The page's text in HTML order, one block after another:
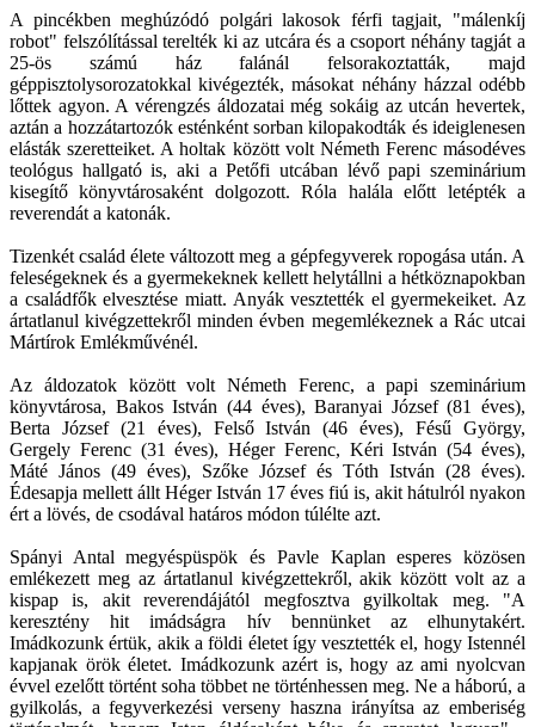
A pincékben meghúzódó polgári lakosok férfi tagjait, "málenkíj
robot" felszólítással terelték ki az utcára és a csoport néhány tagját a
25-ös számú ház falánál felsorakoztatták, majd
géppisztolysorozatokkal kivégezték, másokat néhány házzal odébb
lőttek agyon. A vérengzés áldozatai még sokáig az utcán hevertek,
aztán a hozzátartozók esténként sorban kilopakodták és ideiglenesen
elásták szeretteiket. A holtak között volt Németh Ferenc másodéves
teológus hallgató is, aki a Petőfi utcában lévő papi szeminárium
kisegítő könyvtárosaként dolgozott. Róla halála előtt letépték a
reverendát a katonák.
Tizenkét család élete változott meg a gépfegyverek ropogása után. A
feleségeknek és a gyermekeknek kellett helytállni a hétköznapokban
a családfők elvesztése miatt. Anyák vesztették el gyermekeiket. Az
ártatlanul kivégzettekről minden évben megemlékeznek a Rác utcai
Mártírok Emlékművénél.
Az áldozatok között volt Németh Ferenc, a papi szeminárium
könyvtárosa, Bakos István (44 éves), Baranyai József (81 éves),
Berta József (21 éves), Felső István (46 éves), Fésű György,
Gergely Ferenc (31 éves), Héger Ferenc, Kéri István (54 éves),
Máté János (49 éves), Szőke József és Tóth István (28 éves).
Édesapja mellett állt Héger István 17 éves fiú is, akit hátulról nyakon
ért a lövés, de csodával határos módon túlélte azt.
Spányi Antal megyéspüspök és Pavle Kaplan esperes közösen
emlékezett meg az ártatlanul kivégzettekről, akik között volt az a
kispap is, akit reverendájától megfosztva gyilkoltak meg. "A
keresztény hit imádságra hív bennünket az elhunytakért.
Imádkozunk értük, akik a földi életet így vesztették el, hogy Istennél
kapjanak örök életet. Imádkozunk azért is, hogy az ami nyolcvan
évvel ezelőtt történt soha többet ne történhessen meg. Ne a háború, a
gyilkolás, a fegyverkezési verseny haszna irányítsa az emberiség